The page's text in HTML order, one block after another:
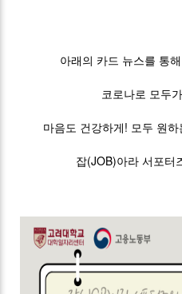
아래의 카드 뉴스를 통
코로나로 모두
마음도 건강하게! 모두 원
잡(JOB)아라 서포터